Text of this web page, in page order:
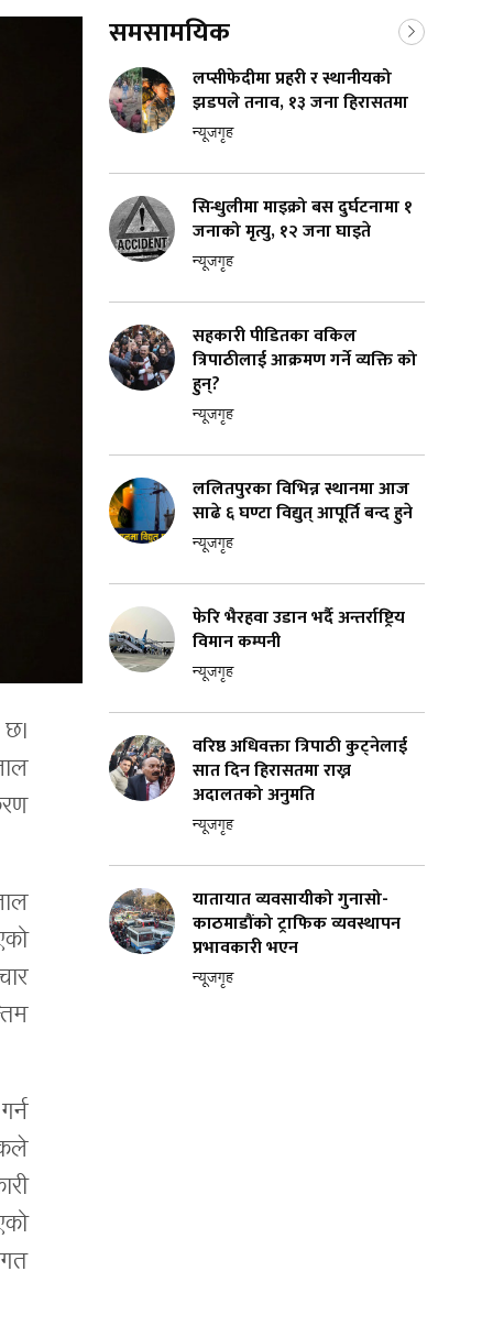
समसामयिक
लप्सीफेदीमा प्रहरी र स्थानीयको
झडपले तनाव, १३ जना हिरासतमा
न्यूजगृह
सिन्धुलीमा माइक्रो बस दुर्घटनामा १
जनाको मृत्यु, १२ जना घाइते
न्यूजगृह
सहकारी पीडितका वकिल
त्रिपाठीलाई आक्रमण गर्ने व्यक्ति को
हुन्?
न्यूजगृह
ललितपुरका विभिन्न स्थानमा आज
साढे ६ घण्टा विद्युत् आपूर्ति बन्द हुने
न्यूजगृह
फेरि भैरहवा उडान भर्दै अन्तर्राष्ट्रिय
विमान कम्पनी
न्यूजगृह
वरिष्ठ अधिवक्ता त्रिपाठी कुट्नेलाई
सात दिन हिरासतमा राख्न
अदालतको अनुमति
न्यूजगृह
यातायात व्यवसायीको गुनासो-
काठमाडौंको ट्राफिक व्यवस्थापन
प्रभावकारी भएन
न्यूजगृह